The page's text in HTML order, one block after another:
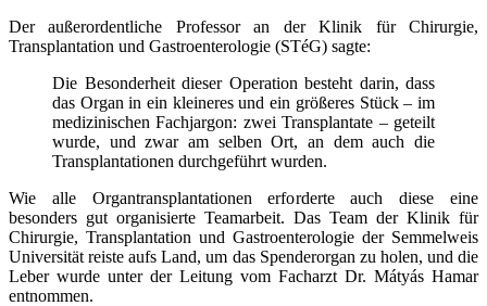
Der außerordentliche Professor an der Klinik für Chirurgie,
Transplantation und Gastroenterologie (STéG) sagte:
Die Besonderheit dieser Operation besteht darin, dass
das Organ in ein kleineres und ein größeres Stück – im
medizinischen Fachjargon: zwei Transplantate – geteilt
wurde, und zwar am selben Ort, an dem auch die
Transplantationen durchgeführt wurden.
Wie alle Organtransplantationen erforderte auch diese eine
besonders gut organisierte Teamarbeit. Das Team der Klinik für
Chirurgie, Transplantation und Gastroenterologie der Semmelweis
Universität reiste aufs Land, um das Spenderorgan zu holen, und die
Leber wurde unter der Leitung vom Facharzt Dr. Mátyás Hamar
entnommen.